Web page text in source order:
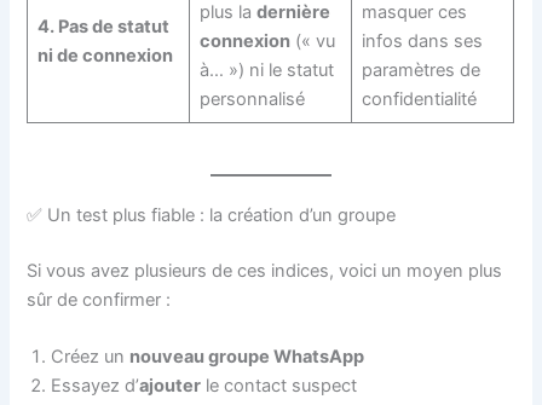
4. Pas de statut
ni de connexion
plus la dernière
connexion(« vu
à… ») ni le statut
personnalisé
masquer ces
infos dans ses
paramètres de
confidentialité
✅ Un test plus fiable : la création d’un groupe
Si vous avez plusieurs de ces indices, voici un moyen plus
sûr de confirmer :
Créez un nouveau groupe WhatsApp
Essayez d’ajouter le contact suspect